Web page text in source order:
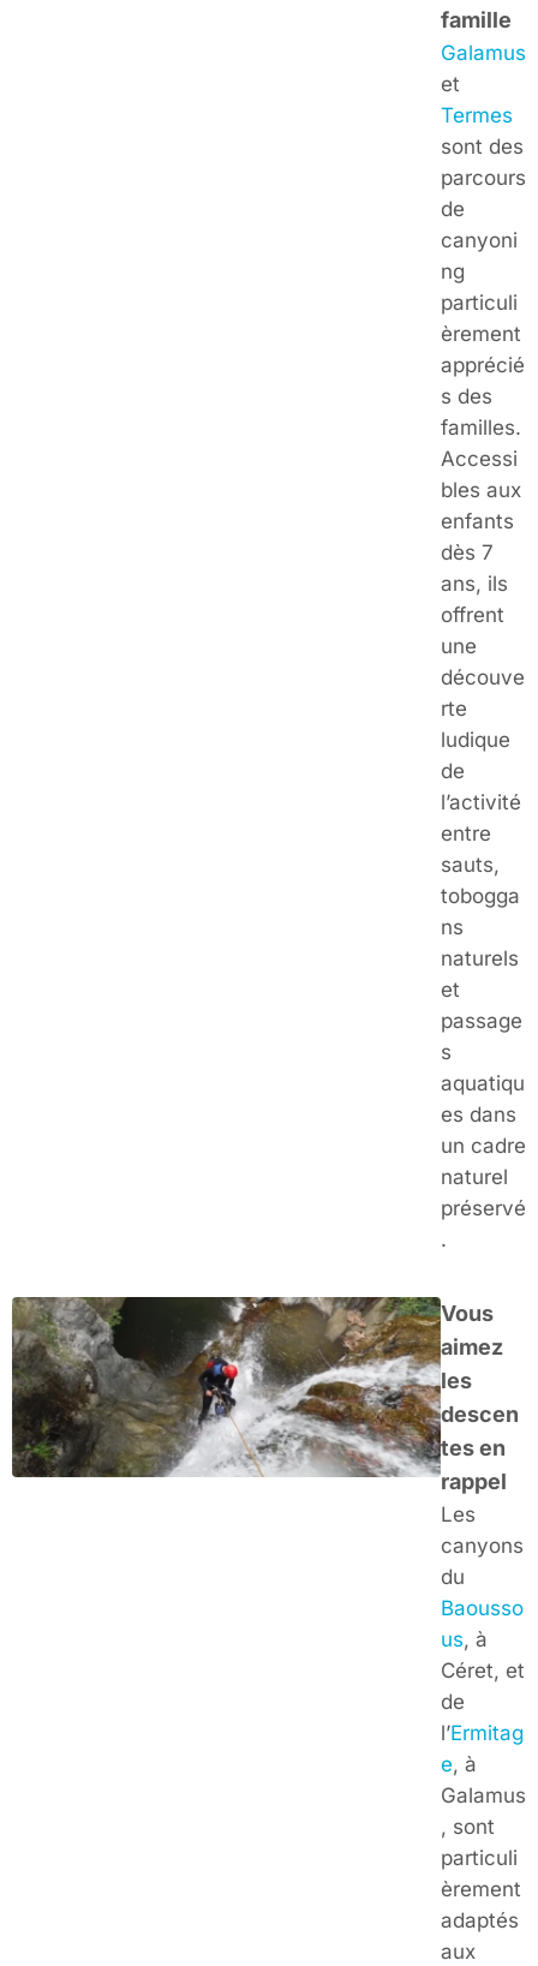
famille
Galamus
et
Termes
sont des
parcours
de
canyoni
ng
particuli
èrement
apprécié
s des
familles.
Accessi
bles aux
enfants
dès 7
ans, ils
offrent
une
découve
rte
ludique
de
l’activité
entre
sauts,
tobogga
ns
naturels
et
passage
s
aquatiqu
es dans
un cadre
naturel
préservé
.
Vous
aimez
les
descen
tes en
rappel
Les
canyons
du
Baousso
us, à
Céret, et
de
l’Ermitag
e, à
Galamus
, sont
particuli
èrement
adaptés
aux